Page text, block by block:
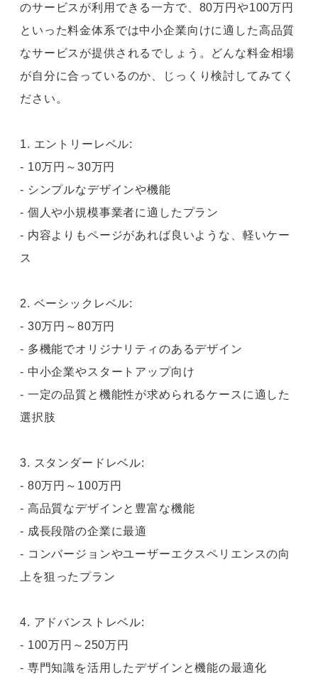
のサービスが利用できる一方で、80万円や100万円
といった料金体系では中小企業向けに適した高品質
なサービスが提供されるでしょう。どんな料金相場
が自分に合っているのか、じっくり検討してみてく
ださい。
1. エントリーレベル:
- 10万円～30万円
- シンプルなデザインや機能
- 個人や小規模事業者に適したプラン
- 内容よりもページがあれば良いような、軽いケー
ス
2. ベーシックレベル:
- 30万円～80万円
- 多機能でオリジナリティのあるデザイン
- 中小企業やスタートアップ向け
- 一定の品質と機能性が求められるケースに適した
選択肢
3. スタンダードレベル:
- 80万円～100万円
- 高品質なデザインと豊富な機能
- 成長段階の企業に最適
- コンバージョンやユーザーエクスペリエンスの向
上を狙ったプラン
4. アドバンストレベル:
- 100万円～250万円
- 専門知識を活用したデザインと機能の最適化